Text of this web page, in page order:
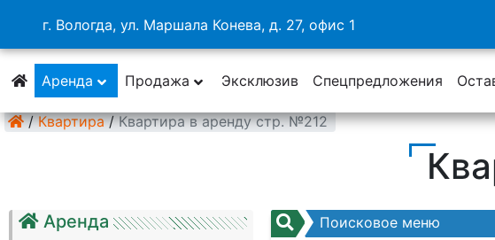
г. Вологда, ул. Маршала Конева, д. 27, офис 1
Аренда Продажа Эксклюзив Спецпредложения
/ Квартира / Квартира в аренду стр. №212
Аренда Поисковое меню